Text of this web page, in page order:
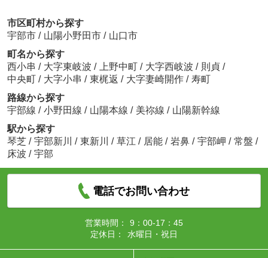
市区町村から探す
宇部市 / 山陽小野田市 / 山口市
町名から探す
西小串 / 大字東岐波 / 上野中町 / 大字西岐波 / 則貞 /
中央町 / 大字小串 / 東梶返 / 大字妻崎開作 / 寿町
路線から探す
宇部線 / 小野田線 / 山陽本線 / 美祢線 / 山陽新幹線
駅から探す
琴芝 / 宇部新川 / 東新川 / 草江 / 居能 / 岩鼻 / 宇部岬 / 常盤 /
床波 / 宇部
電話でお問い合わせ
営業時間：
9：00-17：45
定休日：
水曜日・祝日